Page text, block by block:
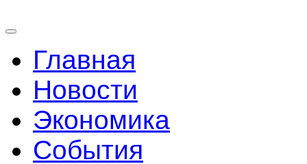
Главная
Новости
Экономика
События